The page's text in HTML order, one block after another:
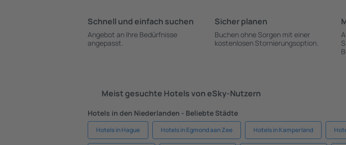
Schnell und einfach suchen
Angebot an Ihre Bedürfnisse
angepasst.
Sicher planen
Buchen ohne Sorgen mit einer
kostenlosen Stornierungsoption.
Meist gesuchte Hotels von eSky-Nutzern
Hotels in den Niederlanden - Beliebte Städte
Hotels in Hague Hotels in Egmond aan Zee Hotels in Kamperland